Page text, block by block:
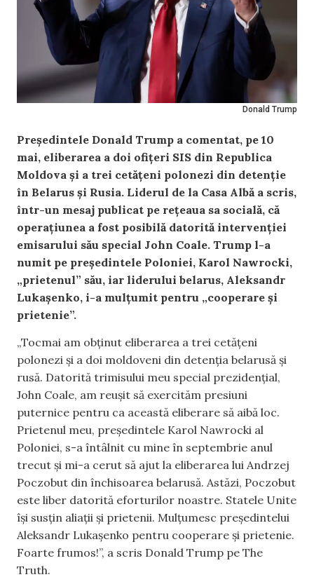
Donald Trump
Președintele Donald Trump a comentat, pe 10
mai, eliberarea a doi ofițeri SIS din Republica
Moldova și a trei cetățeni polonezi din detenție
în Belarus și Rusia. Liderul de la Casa Albă a scris,
într-un mesaj publicat pe rețeaua sa socială, că
operațiunea a fost posibilă datorită intervenției
emisarului său special John Coale. Trump l-a
numit pe președintele Poloniei, Karol Nawrocki,
„prietenul” său, iar liderului belarus, Aleksandr
Lukașenko, i-a mulțumit pentru „cooperare și
prietenie”.
„Tocmai am obținut eliberarea a trei cetățeni
polonezi și a doi moldoveni din detenția belarusă și
rusă. Datorită trimisului meu special prezidențial,
John Coale, am reușit să exercităm presiuni
puternice pentru ca această eliberare să aibă loc.
Prietenul meu, președintele Karol Nawrocki al
Poloniei, s-a întâlnit cu mine în septembrie anul
trecut și mi-a cerut să ajut la eliberarea lui Andrzej
Poczobut din închisoarea belarusă. Astăzi, Poczobut
este liber datorită eforturilor noastre. Statele Unite
își susțin aliații și prietenii. Mulțumesc președintelui
Aleksandr Lukașenko pentru cooperare și prietenie.
Foarte frumos!”, a scris Donald Trump pe The
Truth.